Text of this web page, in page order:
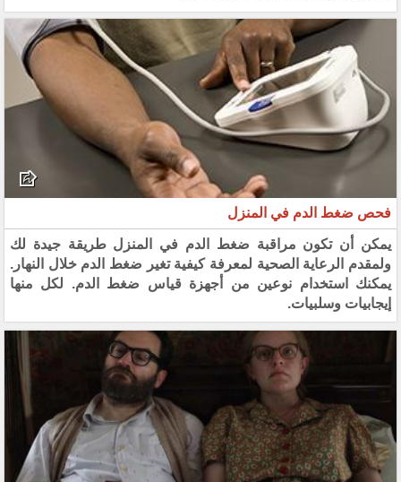
فحص ضغط الدم في المنزل
يمكن أن تكون مراقبة ضغط الدم في المنزل طريقة جيدة لك
ولمقدم الرعاية الصحية لمعرفة كيفية تغير ضغط الدم خلال النهار.
يمكنك استخدام نوعين من أجهزة قياس ضغط الدم. لكل منها
إيجابيات وسلبيات.